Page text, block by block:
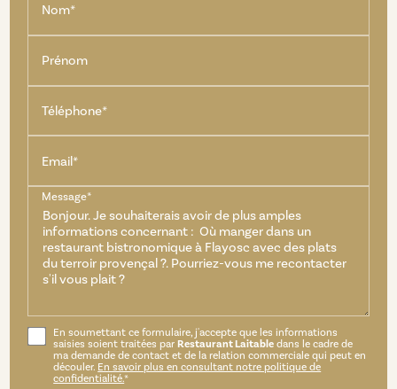
Nom*
Prénom
Téléphone*
Email*
Message*
En soumettant ce formulaire, j'accepte que les informations
saisies soient traitées parRestaurant Laitable dans le cadre de
ma demande de contact et de la relation commerciale qui peut en
découler. En savoir plus en consultant notre politique de
confidentialité.*